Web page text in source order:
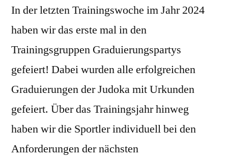
In der letzten Trainingswoche im Jahr 2024
haben wir das erste mal in den
Trainingsgruppen Graduierungspartys
gefeiert! Dabei wurden alle erfolgreichen
Graduierungen der Judoka mit Urkunden
gefeiert. Über das Trainingsjahr hinweg
haben wir die Sportler individuell bei den
Anforderungen der nächsten